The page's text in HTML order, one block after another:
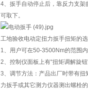
4、扳手自动停止后，靠反力支
可取下。
工地验收电动定扭力扳手扭矩的
1、用户可在50-3500Nm的范围
2、控制仪面板上有“扭矩调解旋
3、调节方法：产品出厂时带有
力扳手或其它测力仪器测出螺栓